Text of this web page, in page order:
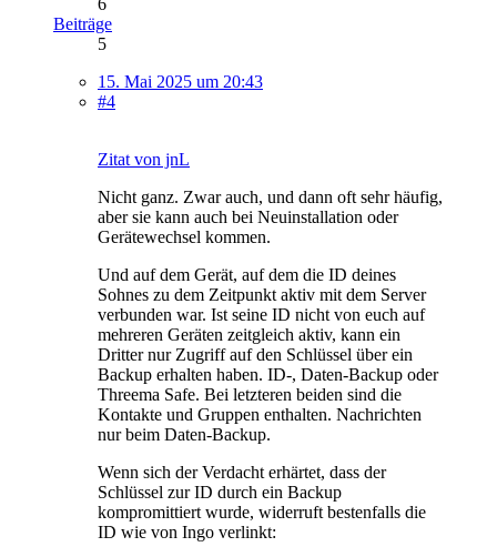
Beiträge
5
15. Mai 2025 um 20:43
#4
Zitat von jnL
Nicht ganz. Zwar auch, und dann oft sehr häufig,
aber sie kann auch bei Neuinstallation oder
Gerätewechsel kommen.
Und auf dem Gerät, auf dem die ID deines
Sohnes zu dem Zeitpunkt aktiv mit dem Server
verbunden war. Ist seine ID nicht von euch auf
mehreren Geräten zeitgleich aktiv, kann ein
Dritter nur Zugriff auf den Schlüssel über ein
Backup erhalten haben. ID-, Daten-Backup oder
Threema Safe. Bei letzteren beiden sind die
Kontakte und Gruppen enthalten. Nachrichten
nur beim Daten-Backup.
Wenn sich der Verdacht erhärtet, dass der
Schlüssel zur ID durch ein Backup
kompromittiert wurde, widerruft bestenfalls die
ID wie von Ingo verlinkt: